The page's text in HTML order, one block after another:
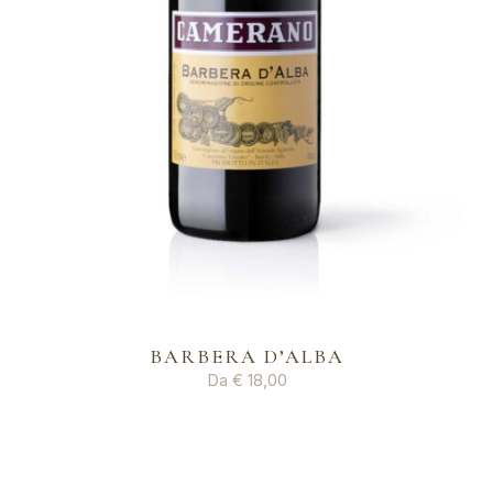
BARBERA D’ALBA
Da € 18,00